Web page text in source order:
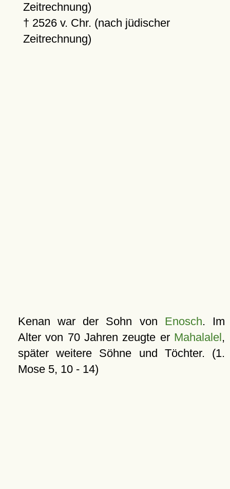
Zeitrechnung)
† 2526 v. Chr. (nach jüdischer
Zeitrechnung)
Kenan war der Sohn von Enosch. Im
Alter von 70 Jahren zeugte er Mahalalel,
später weitere Söhne und Töchter. (1.
Mose 5, 10 - 14)